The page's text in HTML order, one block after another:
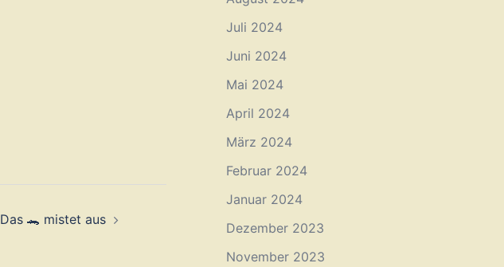
Das 🐊 mistet aus
Juli 2024
Juni 2024
Mai 2024
April 2024
März 2024
Februar 2024
Januar 2024
Dezember 2023
November 2023